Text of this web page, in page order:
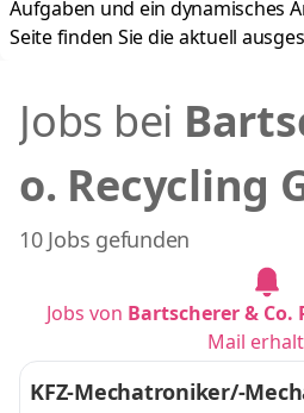
Aufgaben und ein dynamisches
Seite finden Sie die aktuell
Jobs bei
o. Recycling
10 Jobs gefunden
Jobs von Bartscherer & Co.
Mail
KFZ-Mechatroniker/-